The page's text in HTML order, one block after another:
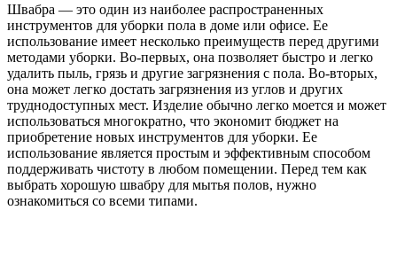
Швабра — это один из наиболее распространенных
инструментов для уборки пола в доме или офисе. Ее
использование имеет несколько преимуществ перед другими
методами уборки. Во-первых, она позволяет быстро и легко
удалить пыль, грязь и другие загрязнения с пола. Во-вторых,
она может легко достать загрязнения из углов и других
труднодоступных мест. Изделие обычно легко моется и может
использоваться многократно, что экономит бюджет на
приобретение новых инструментов для уборки. Ее
использование является простым и эффективным способом
поддерживать чистоту в любом помещении. Перед тем как
выбрать хорошую швабру для мытья полов, нужно
ознакомиться со всеми типами.